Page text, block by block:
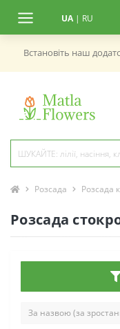
UA | RU
Встановiть наш
Розсада Розсада
Розсада